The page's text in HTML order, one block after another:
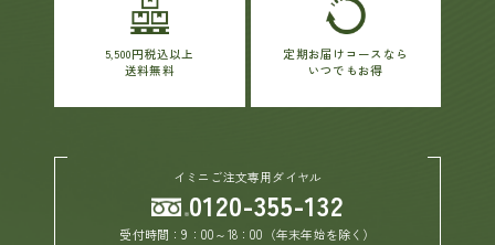
5,500円税込以上
送料無料
定期お届けコースなら
いつでもお得
イミニご注文専用ダイヤル
0120-355-132
受付時間：9：00～18：00（年末年始を除く）